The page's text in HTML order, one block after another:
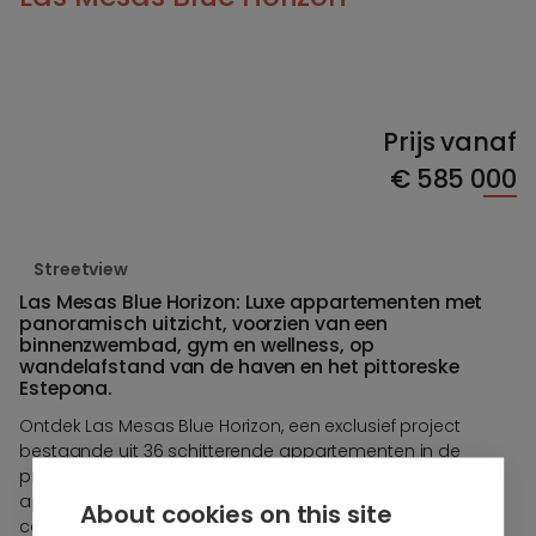
Prijs vanaf
€585 000
Streetview
Las Mesas Blue Horizon: Luxe appartementen met
panoramisch uitzicht, voorzien van een
binnenzwembad, gym en wellness, op
wandelafstand van de haven en het pittoreske
Estepona.
Ontdek Las Mesas Blue Horizon, een exclusief project
bestaande uit 36 schitterende appartementen in de
prachtige omgeving van Estepona. Deze moderne
appartementen zijn ontworpen om comfort en stijl te
combineren, met een overvloed aan ruimte en natuurlijk
About cookies on this site